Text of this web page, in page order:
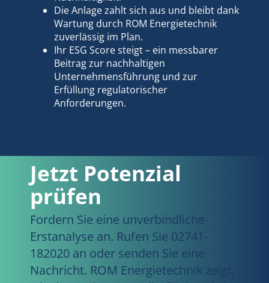
Die Anlage zahlt sich aus und bleibt dank
Wartung durch ROM Energietechnik
zuverlässig im Plan.
Ihr ESG Score steigt – ein messbarer
Beitrag zur nachhaltigen
Unternehmensführung und zur
Erfüllung regulatorischer
Anforderungen.
Jetzt Potenzial
prüfen
Fordern Sie eine unverbindliche
Erstanalyse an. Rufen Sie 02741-
182020 an oder senden Sie eine
Nachricht. ROM Energietechnik zeigt,